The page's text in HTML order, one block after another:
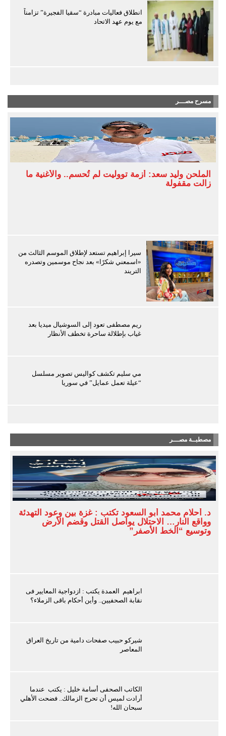
انطلاق فعاليات مبادرة “سقيا الفجيرة” تزامناً
مع يوم عهد الاتحاد
مسرح مصـــر
الملحن وليد سعد: أزمة تووليت لم تُحسم.. والأغنية ما
زالت مقفولة
سيرا إبراهيم تستعد لإطلاق الموسم الثالث من
«اسمعني شكرًا» بعد نجاح موسمين وتصدره
التريند
ريم مصطفى تعود إلى السوشيال ميديا بعد
غياب بإطلالة ساحرة تخطف الأنظار
مي سليم تكشف كواليس تصوير مسلسل
“عيلة تعمل عمايل” في سوريا
مصطبــة مصـــر
د. أحلام محمد أبو السعود تكتب : غزة بين وعود التهدئة
وواقع النار… الاحتلال يواصل القتل وقضم الأرض
وتوسيع “الخط الأصفر”
ابراهيم العمدة يكتب : ازدواجية المعايير فى
نقابة الصحفيين.. وأين أحكام باقى الزملاء؟
شيركو حبيب صفحات دامية من تاريخ العراق
المعاصر
الكاتب الصحفى أسامة خليل : يكتب عندما
أرادت لميس أن تحرج الزمالك.. فضحت الأهلي
سبحان الله!